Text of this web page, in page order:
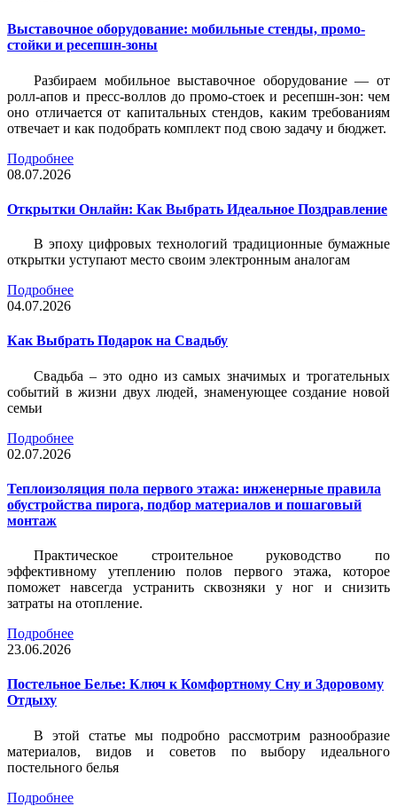
Выставочное оборудование: мобильные стенды, промо-
стойки и ресепшн-зоны
Разбираем мобильное выставочное оборудование — от
ролл-апов и пресс-воллов до промо-стоек и ресепшн-зон: чем
оно отличается от капитальных стендов, каким требованиям
отвечает и как подобрать комплект под свою задачу и бюджет.
Подробнее
08.07.2026
Открытки Онлайн: Как Выбрать Идеальное Поздравление
В эпоху цифровых технологий традиционные бумажные
открытки уступают место своим электронным аналогам
Подробнее
04.07.2026
Как Выбрать Подарок на Свадьбу
Свадьба – это одно из самых значимых и трогательных
событий в жизни двух людей, знаменующее создание новой
семьи
Подробнее
02.07.2026
Теплоизоляция пола первого этажа: инженерные правила
обустройства пирога, подбор материалов и пошаговый
монтаж
Практическое строительное руководство по
эффективному утеплению полов первого этажа, которое
поможет навсегда устранить сквозняки у ног и снизить
затраты на отопление.
Подробнее
23.06.2026
Постельное Белье: Ключ к Комфортному Сну и Здоровому
Отдыху
В этой статье мы подробно рассмотрим разнообразие
материалов, видов и советов по выбору идеального
постельного белья
Подробнее